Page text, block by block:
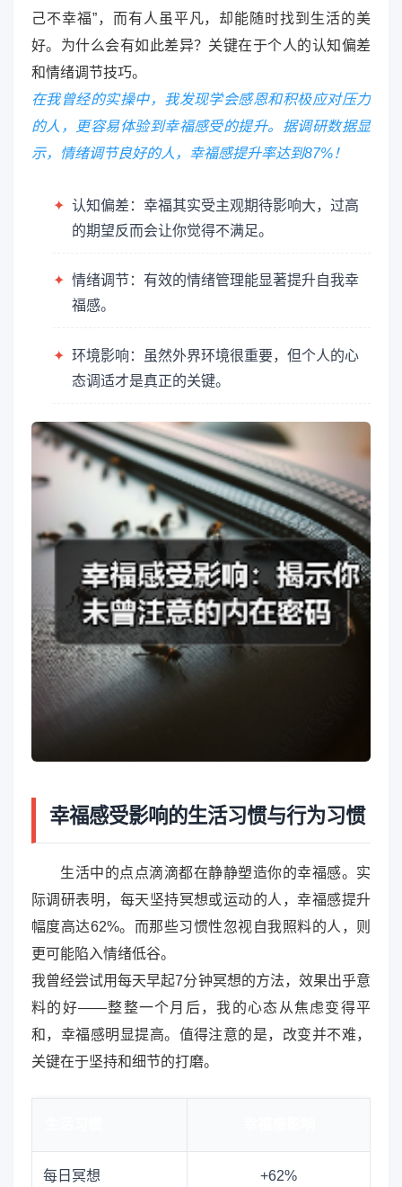
己不幸福”，而有人虽平凡，却能随时找到生活的美
好。为什么会有如此差异？关键在于个人的认知偏差
和情绪调节技巧。
在我曾经的实操中，我发现学会感恩和积极应对压力
的人，更容易体验到幸福感受的提升。据调研数据显
示，情绪调节良好的人，幸福感提升率达到87%！
✦ 认知偏差：幸福其实受主观期待影响大，过高
的期望反而会让你觉得不满足。
✦ 情绪调节：有效的情绪管理能显著提升自我幸
福感。
✦ 环境影响：虽然外界环境很重要，但个人的心
态调适才是真正的关键。
幸福感受影响的生活习惯与行为习惯
生活中的点点滴滴都在静静塑造你的幸福感。实
际调研表明，每天坚持冥想或运动的人，幸福感提升
幅度高达62%。而那些习惯性忽视自我照料的人，则
更可能陷入情绪低谷。
我曾经尝试用每天早起7分钟冥想的方法，效果出乎意
料的好——整整一个月后，我的心态从焦虑变得平
和，幸福感明显提高。值得注意的是，改变并不难，
关键在于坚持和细节的打磨。
每日冥想 +62%